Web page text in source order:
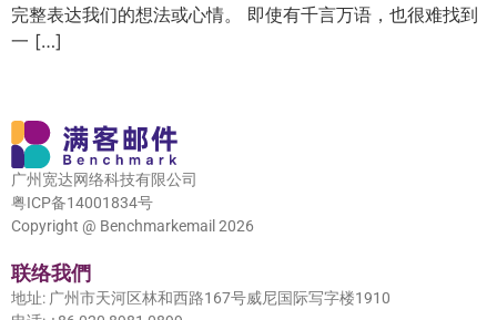
完整表达我们的想法或心情。 即使有千言万语，也很难找到
一 […]
广州宽达网络科技有限公司
粤ICP备14001834号
Copyright @ Benchmarkemail 2026
联络我們
地址: 广州市天河区林和西路167号威尼国际写字楼1910